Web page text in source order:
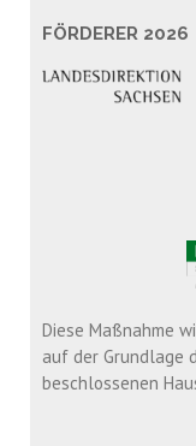
FÖRDERER 2026
Diese Maßnahme
auf der Grundlage
beschlossenen